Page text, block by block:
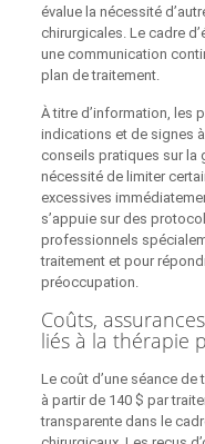
évalue la nécessité
chirurgicales. Le cadre
une communication
plan de traitement.
À titre d’information, les
indications et de signes
conseils pratiques sur la
nécessité de limiter
excessives
s’appuie sur des
professionnels
traitement et pour
préoccupation.
Coûts,
liés à la thérapie
Le coût d’une séance
à partir de 140 $ par
transparente dans le